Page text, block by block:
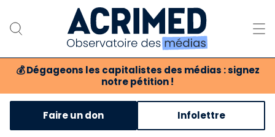
💰 Dégageons les capitalistes des médias : signez
notre pétition !
Notre association
Notre critique des médias
Faire un don Infolettre